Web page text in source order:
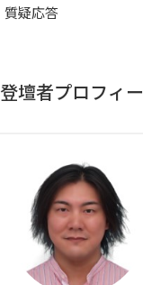
質疑応答
登壇者プロフィ